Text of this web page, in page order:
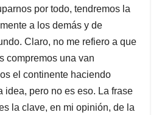
por todo, tendremos la
a los demás y de
Claro, no me refiero a que
compremos una van
el continente haciendo
idea, pero no es eso. La frase
la clave, en mi opinión, de la